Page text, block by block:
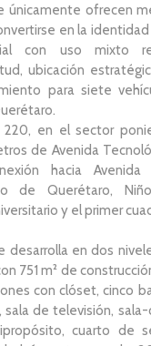
únicamente ofrecen
en la
con uso mixto
ubicación
para siete
220, en el sector
de Avenida
hacia Avenida
de Querétaro,
y el primer
desarrolla en dos
751 m² de
con clóset, cinco
de televisión,
cuarto de